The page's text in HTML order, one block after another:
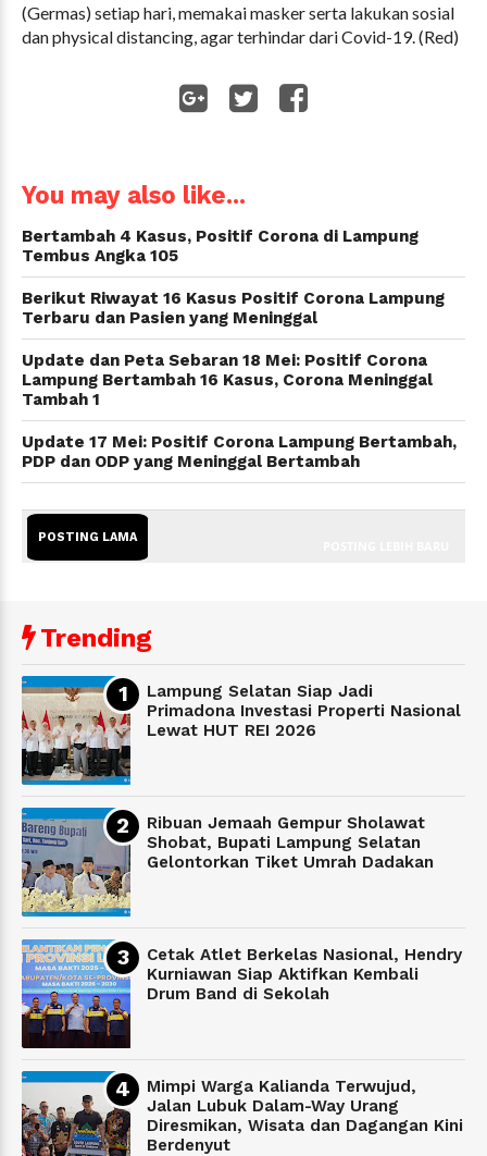
(Germas) setiap hari, memakai masker serta lakukan sosial
dan physical distancing, agar terhindar dari Covid-19. (Red)
You may also like...
Bertambah 4 Kasus, Positif Corona di Lampung
Tembus Angka 105
Berikut Riwayat 16 Kasus Positif Corona Lampung
Terbaru dan Pasien yang Meninggal
Update dan Peta Sebaran 18 Mei: Positif Corona
Lampung Bertambah 16 Kasus, Corona Meninggal
Tambah 1
Update 17 Mei: Positif Corona Lampung Bertambah,
PDP dan ODP yang Meninggal Bertambah
POSTING LAMA
Trending
Lampung Selatan Siap Jadi
Primadona Investasi Properti Nasional
Lewat HUT REI 2026
Ribuan Jemaah Gempur Sholawat
Shobat, Bupati Lampung Selatan
Gelontorkan Tiket Umrah Dadakan
Cetak Atlet Berkelas Nasional, Hendry
Kurniawan Siap Aktifkan Kembali
Drum Band di Sekolah
Mimpi Warga Kalianda Terwujud,
Jalan Lubuk Dalam-Way Urang
Diresmikan, Wisata dan Dagangan Kini
Berdenyut